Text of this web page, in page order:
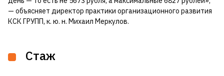
— объясняет директор практики организационного развития
КСК ГРУПП, к. ю. н. Михаил Меркулов.
Стаж